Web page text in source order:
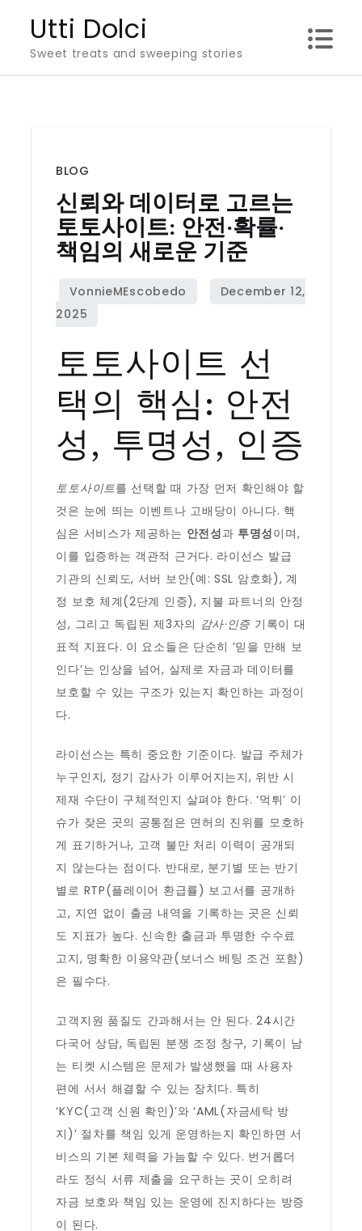
content
Utti Dolci
Sweet treats and sweeping stories
BLOG
신뢰와 데이터로 고르는
토토사이트: 안전·확률·
책임의 새로운 기준
토토사이트 선
택의 핵심: 안전
성, 투명성, 인증
토토사이트를 선택할 때 가장 먼저 확인해야 할
것은 눈에 띄는 이벤트나 고배당이 아니다. 핵
심은 서비스가 제공하는 안전성과 투명성이며,
이를 입증하는 객관적 근거다. 라이선스 발급
기관의 신뢰도, 서버 보안(예: SSL 암호화), 계
정 보호 체계(2단계 인증), 지불 파트너의 안정
성, 그리고 독립된 제3자의 감사·인증 기록이 대
표적 지표다. 이 요소들은 단순히 ‘믿을 만해 보
인다’는 인상을 넘어, 실제로 자금과 데이터를
보호할 수 있는 구조가 있는지 확인하는 과정이
다.
라이선스는 특히 중요한 기준이다. 발급 주체가
누구인지, 정기 감사가 이루어지는지, 위반 시
제재 수단이 구체적인지 살펴야 한다. ‘먹튀’ 이
슈가 잦은 곳의 공통점은 면허의 진위를 모호하
게 표기하거나, 고객 불만 처리 이력이 공개되
지 않는다는 점이다. 반대로, 분기별 또는 반기
별로 RTP(플레이어 환급률) 보고서를 공개하
고, 지연 없이 출금 내역을 기록하는 곳은 신뢰
도 지표가 높다. 신속한 출금과 투명한 수수료
고지, 명확한 이용약관(보너스 베팅 조건 포함)
은 필수다.
고객지원 품질도 간과해서는 안 된다. 24시간
다국어 상담, 독립된 분쟁 조정 창구, 기록이 남
는 티켓 시스템은 문제가 발생했을 때 사용자
편에 서서 해결할 수 있는 장치다. 특히
‘KYC(고객 신원 확인)’와 ‘AML(자금세탁 방
지)’ 절차를 책임 있게 운영하는지 확인하면 서
비스의 기본 체력을 가늠할 수 있다. 번거롭더
라도 정식 서류 제출을 요구하는 곳이 오히려
자금 보호와 책임 있는 운영에 진지하다는 방증
이 된다.